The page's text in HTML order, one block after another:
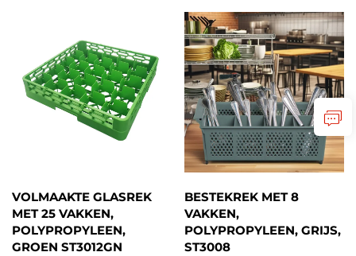
VOLMAAKTE GLASREK
MET 25 VAKKEN,
POLYPROPYLEEN,
GROEN ST3012GN
BESTEKREK MET 8
VAKKEN,
POLYPROPYLEEN, GRIJS,
ST3008